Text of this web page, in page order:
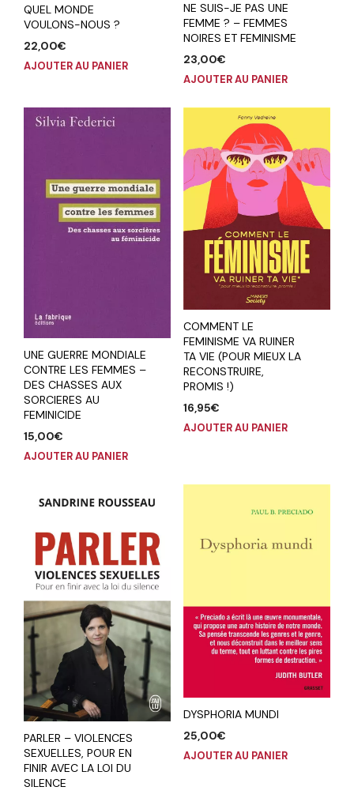
QUEL MONDE
VOULONS-NOUS ?
22,00€
AJOUTER AU PANIER
NE SUIS-JE PAS UNE
FEMME ? – FEMMES
NOIRES ET FEMINISME
23,00€
AJOUTER AU PANIER
UNE GUERRE MONDIALE
CONTRE LES FEMMES –
DES CHASSES AUX
SORCIERES AU
FEMINICIDE
15,00€
AJOUTER AU PANIER
COMMENT LE
FEMINISME VA RUINER
TA VIE (POUR MIEUX LA
RECONSTRUIRE,
PROMIS !)
16,95€
AJOUTER AU PANIER
PARLER – VIOLENCES
SEXUELLES, POUR EN
FINIR AVEC LA LOI DU
SILENCE
DYSPHORIA MUNDI
25,00€
AJOUTER AU PANIER